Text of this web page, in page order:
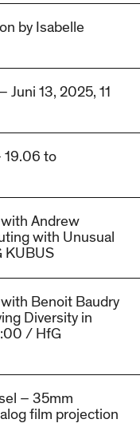
by Isabelle
Juni 13, 2025, 11
19.06 to
Andrew
with Unusual
KUBUS
Benoit Baudry
Diversity in
/ HfG
– 35mm
film projection